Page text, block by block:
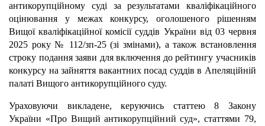
антикорупційному суді за результатами кваліфікаційного
оцінювання у межах конкурсу, оголошеного рішенням
Вищої кваліфікаційної комісії суддів України від 03 червня
2025 року № 112/зп-25 (зі змінами), а також встановлення
строку подання заяви для включення до рейтингу учасників
конкурсу на зайняття вакантних посад суддів в Апеляційній
палаті Вищого антикорупційного суду.
Ураховуючи викладене, керуючись статтею 8 Закону
України «Про Вищий антикорупційний суд», статтями 79,